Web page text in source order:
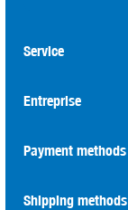
Service
Entreprise
Payment methods
Shipping methods